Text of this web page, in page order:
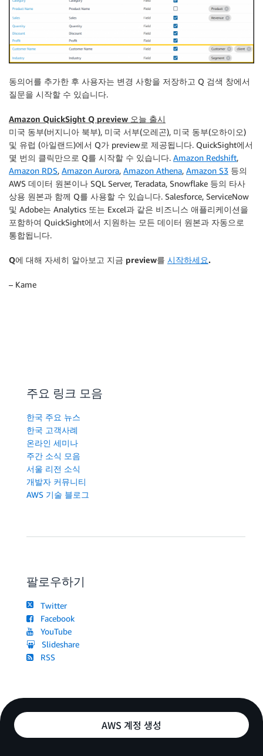
동의어를 추가한 후 사용자는 변경 사항을 저장하고 Q 검색 창에서
질문을 시작할 수 있습니다.
Amazon QuickSight Q preview 오늘 출시
미국 동부(버지니아 북부), 미국 서부(오레곤), 미국 동부(오하이오)
및 유럽 (아일랜드)에서 Q가 preview로 제공됩니다. QuickSight에서
몇 번의 클릭만으로 Q를 시작할 수 있습니다. Amazon Redshift,
Amazon RDS, Amazon Aurora, Amazon Athena, Amazon S3 등의
AWS 데이터 원본이나 SQL Server, Teradata, Snowflake 등의 타사
상용 원본과 함께 Q를 사용할 수 있습니다. Salesforce, ServiceNow
및 Adobe는 Analytics 또는 Excel과 같은 비즈니스 애플리케이션을
포함하여 QuickSight에서 지원하는 모든 데이터 원본과 자동으로
통합됩니다.
Q에 대해 자세히 알아보고 지금 preview를 시작하세요.
– Kame
주요 링크 모음
한국 주요 뉴스
한국 고객사례
온라인 세미나
주간 소식 모음
서울 리전 소식
개발자 커뮤니티
AWS 기술 블로그
팔로우하기
Twitter
Facebook
YouTube
Slideshare
RSS
AWS 계정 생성